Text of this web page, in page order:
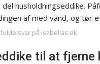
husholdningseddike.
af med vand, og tør
svar på isabellas.dk
til at fjerne